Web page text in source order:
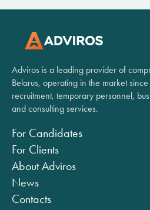
Adviros is a leading provider of
Belarus, operating in the market
recruitment, temporary personnel,
and consulting services.
For Candidates
For Clients
About Adviros
News
Contacts